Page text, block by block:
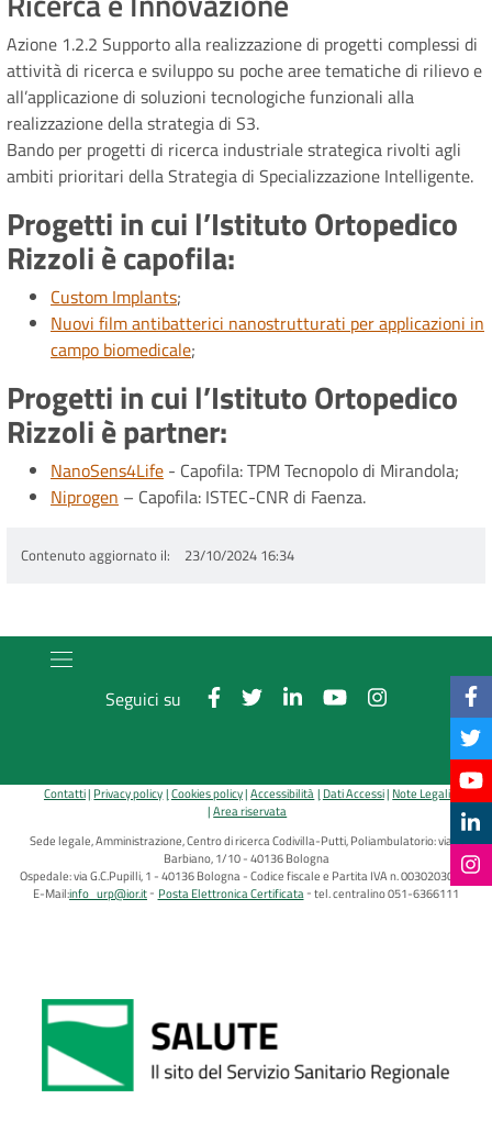
Azione 1.2.2 Supporto alla realizzazione di progetti complessi di
attività di ricerca e sviluppo su poche aree tematiche di rilievo e
all’applicazione di soluzioni tecnologiche funzionali alla
realizzazione della strategia di S3.
Bando per progetti di ricerca industriale strategica rivolti agli
ambiti prioritari della Strategia di Specializzazione Intelligente.
Progetti in cui l’Istituto Ortopedico
Rizzoli è capofila:
Custom Implants;
Nuovi film antibatterici nanostrutturati per applicazioni in
campo biomedicale;
Progetti in cui l’Istituto Ortopedico
Rizzoli è partner:
NanoSens4Life - Capofila: TPM Tecnopolo di Mirandola;
Niprogen – Capofila: ISTEC-CNR di Faenza.
Contenuto aggiornato il 23/10/2024 16:34
Seguici su
Contatti Privacy policy Cookies policy Accessibilità Dati Accessi Note Legali
Area riservata
Sede legale, Amministrazione, Centro di ricerca Codivilla-Putti, Poliambulatorio: via di
Barbiano, 1/10 - 40136 Bologna
Ospedale: via G.C.Pupilli, 1 - 40136 Bologna - Codice fiscale e Partita IVA n. 00302030374
E-Mail:info_urp@ior.it Posta Elettronica Certificata tel. centralino 051-6366111